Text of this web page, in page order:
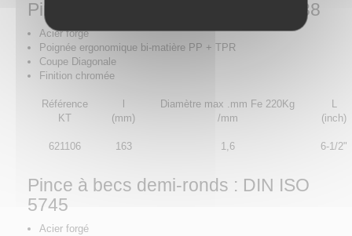
Pince coupante standard : DIN 5238
Acier forgé
Poignée ergonomique bi-matière PP + TPR
Coupe Diagonale
Finition chromée
Référence
KT
(mm)
Diamètre max .mm Fe 220Kg
/mm
L
(inch)
621106 163 1,6 6-1/2"
Pince à becs demi-ronds : DIN ISO
5745
Acier forgé